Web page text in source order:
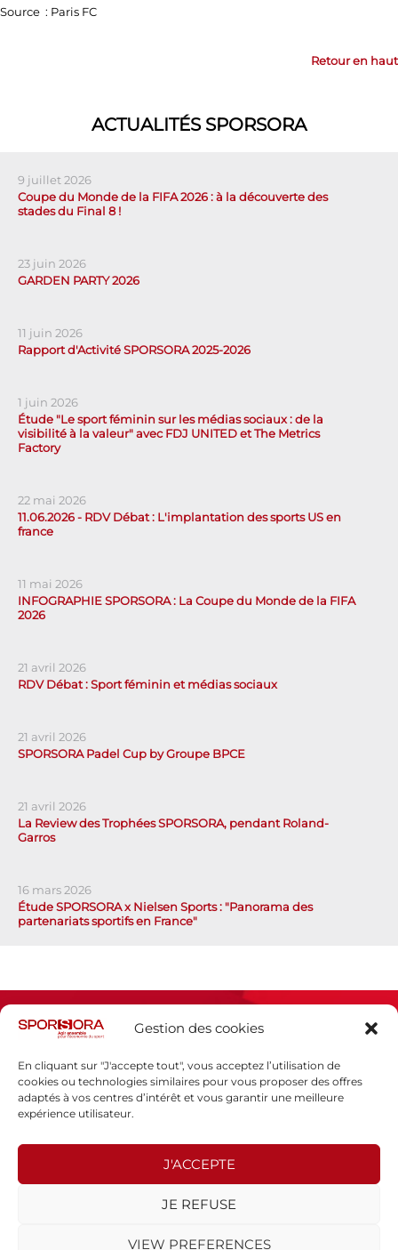
Gestion des cookies
En cliquant sur "J'accepte tout", vous acceptez l’utilisation de
cookies ou technologies similaires pour vous proposer des offres
adaptés à vos centres d’intérêt et vous garantir une meilleure
expérience utilisateur.
J'ACCEPTE
JE REFUSE
VIEW PREFERENCES
Source : Paris FC
Retour en haut
ACTUALITÉS SPORSORA
9 juillet 2026
Coupe du Monde de la FIFA 2026 : à la découverte des
stades du Final 8 !
23 juin 2026
GARDEN PARTY 2026
11 juin 2026
Rapport d'Activité SPORSORA 2025-2026
1 juin 2026
Étude "Le sport féminin sur les médias sociaux : de la
visibilité à la valeur" avec FDJ UNITED et The Metrics
Factory
22 mai 2026
11.06.2026 - RDV Débat : L'implantation des sports US en
france
11 mai 2026
INFOGRAPHIE SPORSORA : La Coupe du Monde de la FIFA
2026
21 avril 2026
RDV Débat : Sport féminin et médias sociaux
21 avril 2026
SPORSORA Padel Cup by Groupe BPCE
21 avril 2026
La Review des Trophées SPORSORA, pendant Roland-
Garros
16 mars 2026
Étude SPORSORA x Nielsen Sports : "Panorama des
partenariats sportifs en France"
Espace presse
Politique de confidentialité
SPORSORA
75015 PARIS